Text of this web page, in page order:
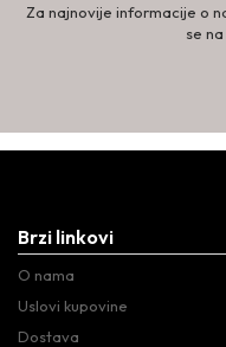
Za najnovije informacije o
se
Brzi linkovi
O nama
Uslovi kupovine
Dostava